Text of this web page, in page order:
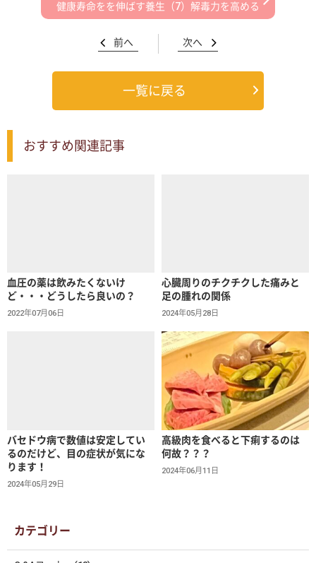
健康寿命をを伸ばす養生（7）解毒力を高める
前へ 次へ
一覧に戻る
おすすめ関連記事
血圧の薬は飲みたくないけ
ど・・・どうしたら良いの？
2022年07月06日
心臓周りのチクチクした痛みと
足の腫れの関係
2024年05月28日
バセドウ病で数値は安定してい
るのだけど、目の症状が気にな
ります！
2024年05月29日
高級肉を食べると下痢するのは
何故？？？
2024年06月11日
カテゴリー